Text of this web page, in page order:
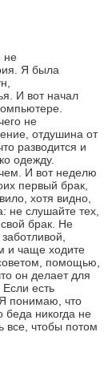
не
Я была
И вот начал
не
отдушина от
разводится и
одежду.
И вот неделю
первый брак,
хотя видно,
не слушайте тех,
брак. Не
и чаще ходите
помощью,
он делает для
есть
понимаю, что
никогда не
все, чтобы потом